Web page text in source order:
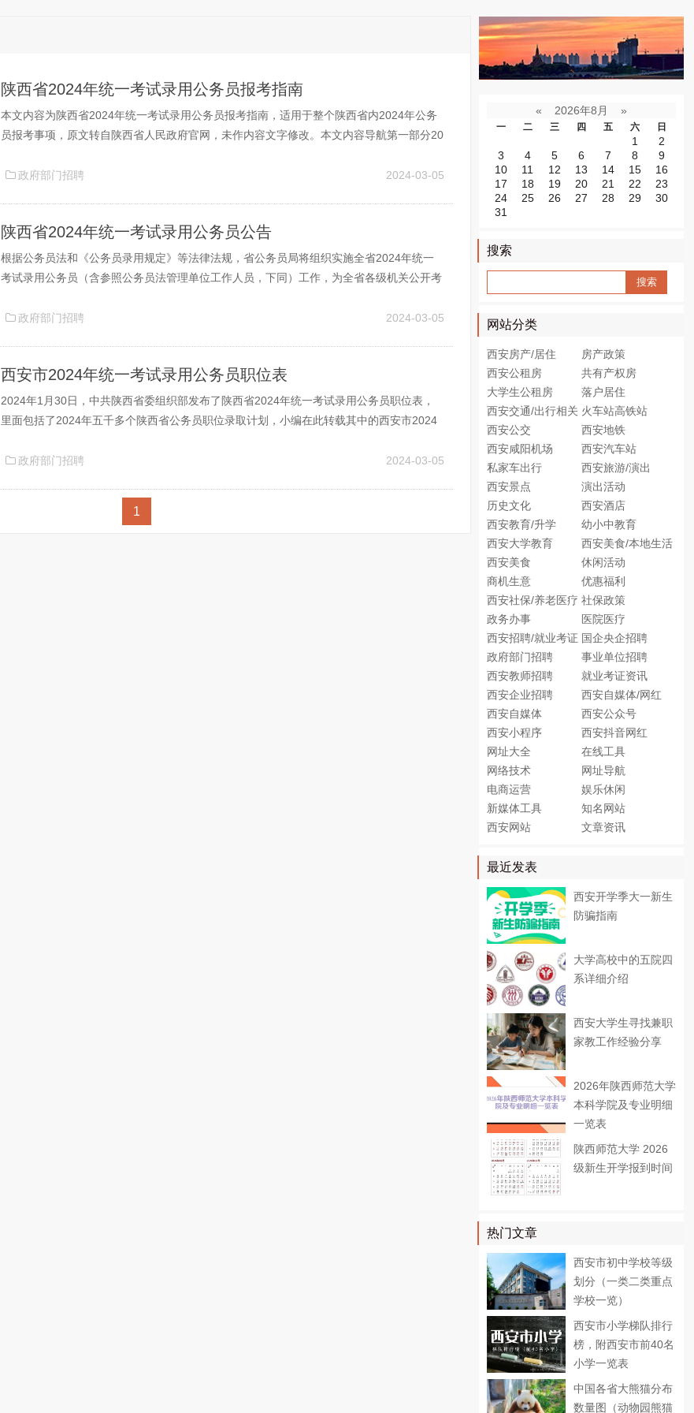
陕西省2024年统一考试录用公务员报考指南
本文内容为陕西省2024年统一考试录用公务员报考指南，适用于整个陕西省内2024年公务
员报考事项，原文转自陕西省人民政府官网，未作内容文字修改。本文内容导航第一部分20
考政策第四部分2024陕西公务员报考政策第一部分报考政策1.准备...
政府部门招聘 2024-03-05
陕西省2024年统一考试录用公务员公告
根据公务员法和《公务员录用规定》等法律法规，省公务员局将组织实施全省2024年统一
考试录用公务员（含参照公务员法管理单位工作人员，下同）工作，为全省各级机关公开考
下：一、报考条件（一）报考的基本条件1.具有中华人民共和国国籍。2.年龄为18...
政府部门招聘 2024-03-05
西安市2024年统一考试录用公务员职位表
2024年1月30日，中共陕西省委组织部发布了陕西省2024年统一考试录用公务员职位表，
里面包括了2024年五千多个陕西省公务员职位录取计划，小编在此转载其中的西安市2024
录用公务员公告2024年统一考试录用公务员报考指南西安市20...
政府部门招聘 2024-03-05
1
« 2026年8月 »
一 二 三 四 五 六 日
1
2
3
4 5 6 7 8
9
10
11 12 13 14 15
16
17
18 19 20 21 22
23
24
25 26 27 28 29
30
31
搜索
网站分类
西安房产/居住
房产政策
西安公租房
共有产权房
大学生公租房
落户居住
西安交通/出行相关 火车站高铁站
西安公交
西安地铁
西安咸阳机场
西安汽车站
私家车出行
西安旅游/演出
西安景点
演出活动
历史文化
西安酒店
西安教育/升学
幼小中教育
西安大学教育
西安美食/本地生活
西安美食
休闲活动
商机生意
优惠福利
西安社保/养老医疗 社保政策
政务办事
医院医疗
西安招聘/就业考证 国企央企招聘
政府部门招聘
事业单位招聘
西安教师招聘
就业考证资讯
西安企业招聘
西安自媒体/网红
西安自媒体
西安公众号
西安小程序
西安抖音网红
网址大全
在线工具
网络技术
网址导航
电商运营
娱乐休闲
新媒体工具
知名网站
西安网站
文章资讯
最近发表
西安开学季大一新生
防骗指南
大学高校中的五院四
系详细介绍
西安大学生寻找兼职
家教工作经验分享
2026年陕西师范大学
本科学院及专业明细
一览表
陕西师范大学 2026
级新生开学报到时间
热门文章
西安市初中学校等级
划分（一类二类重点
学校一览）
西安市小学梯队排行
榜，附西安市前40名
小学一览表
中国各省大熊猫分布
数量图（动物园熊猫